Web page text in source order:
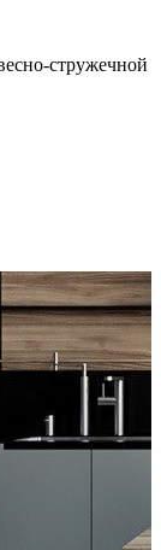
стружечной